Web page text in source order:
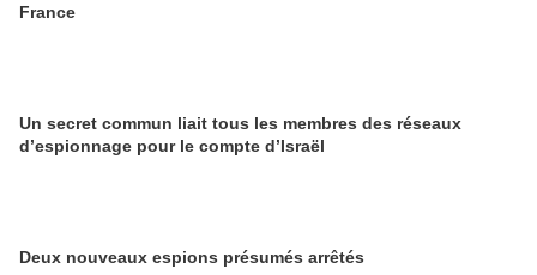
France
Un secret commun liait tous les membres des réseaux
d’espionnage pour le compte d’Israël
Deux nouveaux espions présumés arrêtés